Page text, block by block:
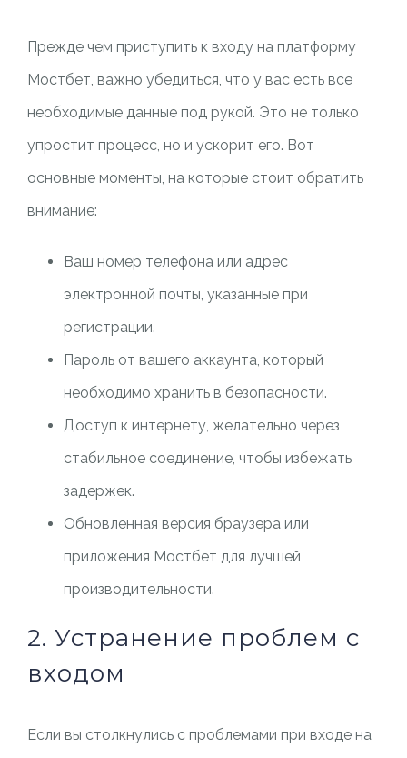
Прежде чем приступить к входу на платформу
Мостбет, важно убедиться, что у вас есть все
необходимые данные под рукой. Это не только
упростит процесс, но и ускорит его. Вот
основные моменты, на которые стоит обратить
внимание:
Ваш номер телефона или адрес
электронной почты, указанные при
регистрации.
Пароль от вашего аккаунта, который
необходимо хранить в безопасности.
Доступ к интернету, желательно через
стабильное соединение, чтобы избежать
задержек.
Обновленная версия браузера или
приложения Мостбет для лучшей
производительности.
2. Устранение проблем с
входом
Если вы столкнулись с проблемами при входе на